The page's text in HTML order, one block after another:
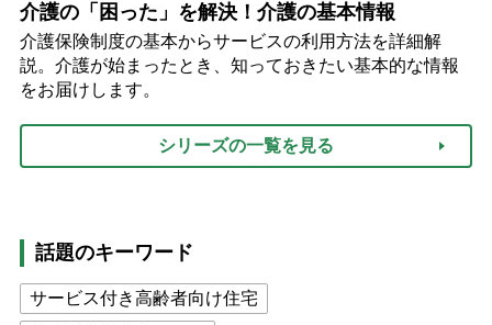
介護の「困った」を解決！介護の基本情報
介護保険制度の基本からサービスの利用方法を詳細解
説。介護が始まったとき、知っておきたい基本的な情報
をお届けします。
シリーズの一覧を見る
話題のキーワード
サービス付き高齢者向け住宅